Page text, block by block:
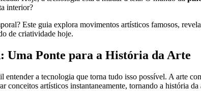
interior?
Este guia explora movimentos artísticos famosos,
de criatividade hoje.
Uma Ponte para a História da Arte
entender a tecnologia que torna tudo isso possível. A arte
conceitos artísticos instantaneamente, tornando a história